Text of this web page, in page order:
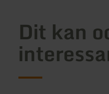
Dit kan